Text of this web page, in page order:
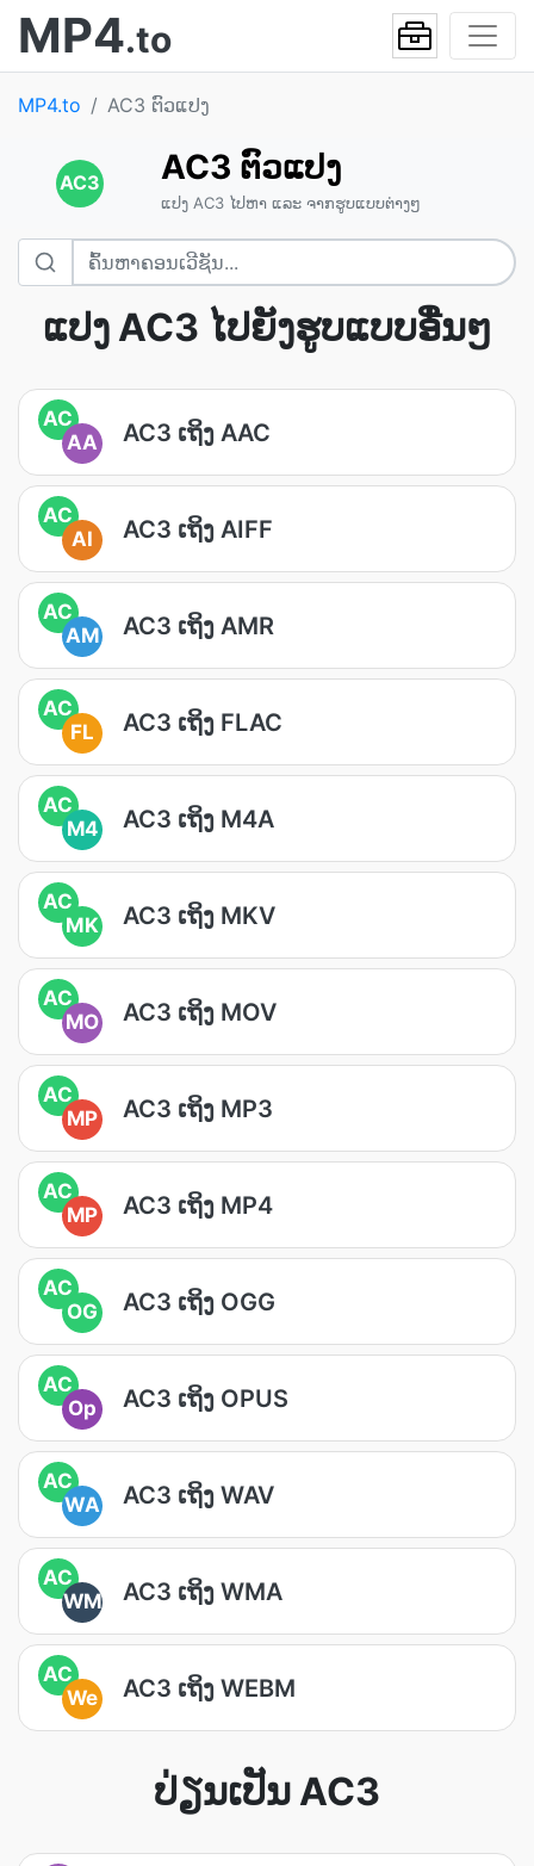
MP4.to
MP4.to AC3 ຕົວແປງ
AC3 AC3 ຕົວແປງ
ແປງ AC3 ໄປຫາ ແລະ ຈາກຮູບແບບຕ່າງໆ
ແປງ AC3 ໄປຍັງຮູບແບບອື່ນໆ
AC
AA
AC3 ເຖິງ AAC
AC
AI
AC3 ເຖິງ AIFF
AC
AM
AC3 ເຖິງ AMR
AC
FL
AC3 ເຖິງ FLAC
AC
M4
AC3 ເຖິງ M4A
AC
MK
AC3 ເຖິງ MKV
AC
MO
AC3 ເຖິງ MOV
AC
MP
AC3 ເຖິງ MP3
AC
MP
AC3 ເຖິງ MP4
AC
OG
AC3 ເຖິງ OGG
AC
Op
AC3 ເຖິງ OPUS
AC
WA
AC3 ເຖິງ WAV
AC
WM
AC3 ເຖິງ WMA
AC
We
AC3 ເຖິງ WEBM
ປ່ຽນເປັນ AC3